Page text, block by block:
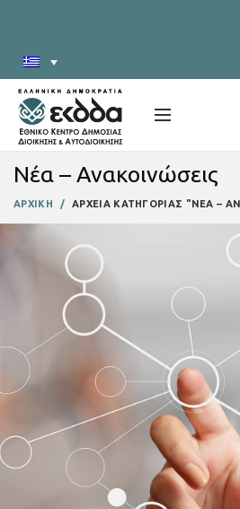
Νέα – Ανακοινώσεις
ΑΡΧΙΚΗ ΑΡΧΕΙΑ ΚΑΤΗΓΟΡΙΑΣ "ΝΕΑ –